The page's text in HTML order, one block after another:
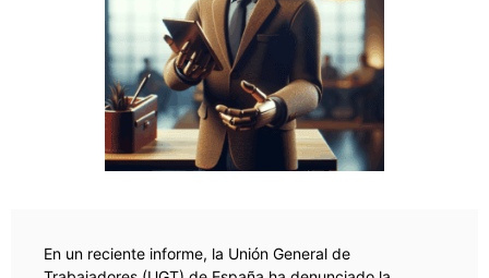
En un reciente informe, la Unión General de